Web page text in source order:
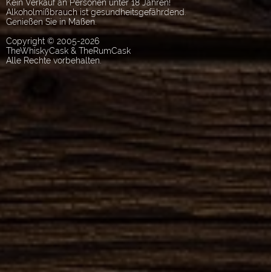
Kein Verkauf an Personen unter 18 Jahren!
Alkoholmißbrauch ist gesundheitsgefährdend.
Genießen Sie in Maßen.
Copyright © 2005-2026
TheWhiskyCask & TheRumCask
Alle Rechte vorbehalten.